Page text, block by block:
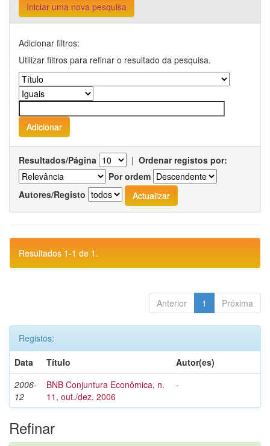
Iniciar uma nova pesquisa
Adicionar filtros:
Utilizar filtros para refinar o resultado da pesquisa.
Resultados/Página | Ordenar registos por:
Por ordem
Autores/Registo
Resultados 1-1 de 1.
Anterior 1 Próxima
Registos:
Data
Título
Autor(es)
2006-
12
BNB Conjuntura Econômica, n.
11, out./dez. 2006
-
Refinar